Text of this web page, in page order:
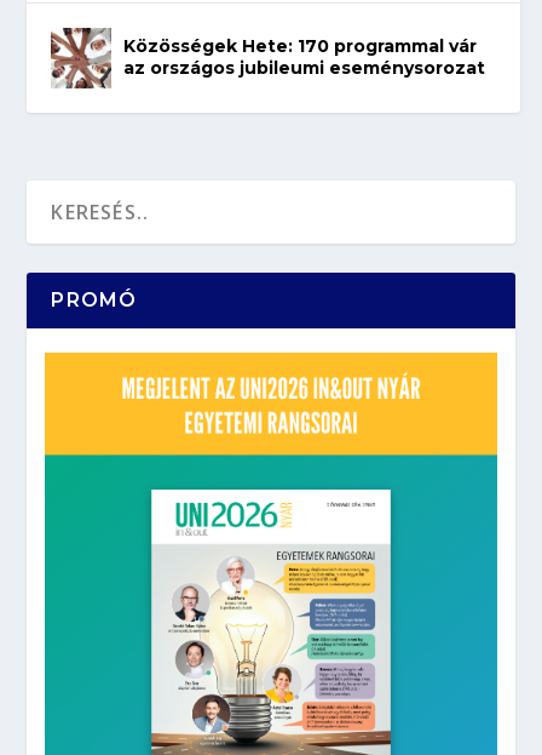
Közösségek Hete: 170 programmal vár
az országos jubileumi eseménysorozat
PROMÓ